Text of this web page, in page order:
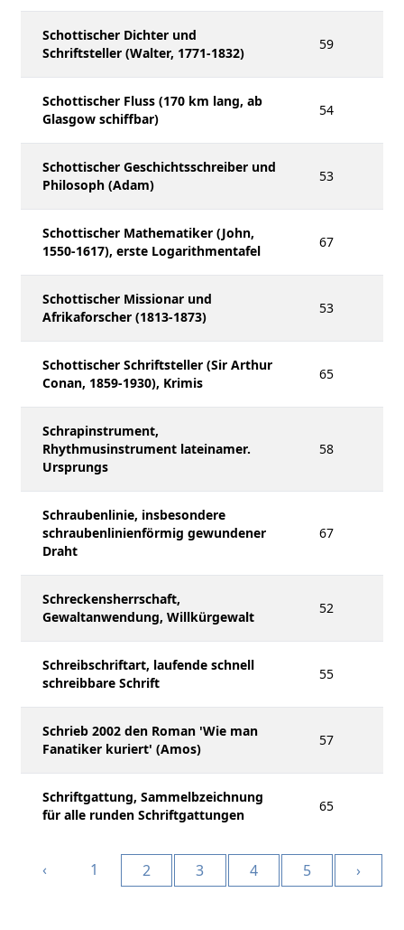
Schottischer Dichter und
Schriftsteller (Walter, 1771-1832)
59
Schottischer Fluss (170 km lang, ab
Glasgow schiffbar)
54
Schottischer Geschichtsschreiber und
Philosoph (Adam)
53
Schottischer Mathematiker (John,
1550-1617), erste Logarithmentafel
67
Schottischer Missionar und
Afrikaforscher (1813-1873)
53
Schottischer Schriftsteller (Sir Arthur
Conan, 1859-1930), Krimis
65
Schrapinstrument,
Rhythmusinstrument lateinamer.
Ursprungs
58
Schraubenlinie, insbesondere
schraubenlinienförmig gewundener
Draht
67
Schreckensherrschaft,
Gewaltanwendung, Willkürgewalt
52
Schreibschriftart, laufende schnell
schreibbare Schrift
55
Schrieb 2002 den Roman 'Wie man
Fanatiker kuriert' (Amos)
57
Schriftgattung, Sammelbzeichnung
für alle runden Schriftgattungen
65
‹ 1 2 3 4 5 ›